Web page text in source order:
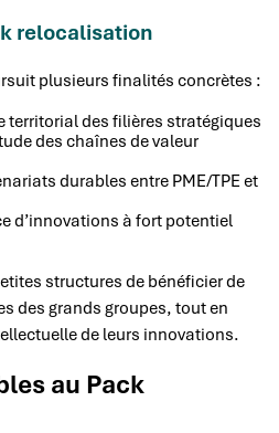
relocalisation
plusieurs finalités concrètes :
territorial des filières stratégiques
des chaînes de valeur
durables entre PME/TPE et
d’innovations à fort potentiel
structures de bénéficier de
des grands groupes, tout en
de leurs innovations.
au Pack